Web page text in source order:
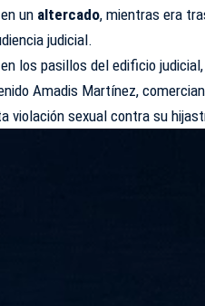
un altercado, mientras era
judicial.
los pasillos del edificio
Amadis Martínez,
violación sexual contra su